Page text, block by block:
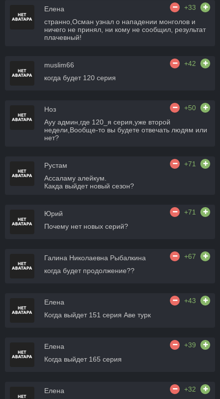
Елена
+33
странно,Осман узнал о нападении монголов и
ничего не принял, ни кому не сообщил, результат
плачевный!
muslim66
+42
когда будет 120 серия
Ноз
+50
Ауу админ,где 120_я серия,уже второй
недели,Вообще-то вы будете отвечать людям или
нет?
Рустам
+71
Ассаламу алейкум.
Какда выйдет новый сезон?
Юрий
+71
Почему нет новых серий?
Галина Николаевна Рыбалкина
+67
когда будет продолжение??
Елена
+43
Когда выйдет 151 серия Аве турк
Елена
+39
Когда выйдет 165 серия
Елена
+32